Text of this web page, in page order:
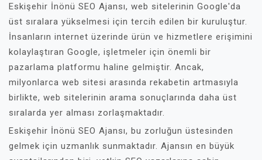
Eskişehir İnönü SEO Ajansı, web sitelerinin Google'da
üst sıralara yükselmesi için tercih edilen bir kuruluştur.
İnsanların internet üzerinde ürün ve hizmetlere erişimini
kolaylaştıran Google, işletmeler için önemli bir
pazarlama platformu haline gelmiştir. Ancak,
milyonlarca web sitesi arasında rekabetin artmasıyla
birlikte, web sitelerinin arama sonuçlarında daha üst
sıralarda yer alması zorlaşmaktadır.
Eskişehir İnönü SEO Ajansı, bu zorluğun üstesinden
gelmek için uzmanlık sunmaktadır. Ajansın en büyük